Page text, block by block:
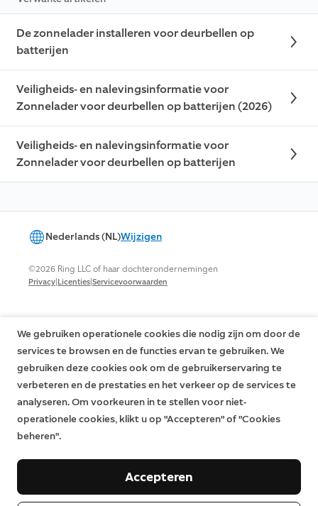
De zonnelader installeren voor deurbellen op
batterijen
Veiligheids- en nalevingsinformatie voor
Zonnelader voor deurbellen op batterijen (2026)
Veiligheids- en nalevingsinformatie voor
Zonnelader voor deurbellen op batterijen
Nederlands (NL)Wijzigen
©2026 Ring LLC of haar dochterondernemingen
Privacy|Licenties|Servicevoorwaarden
We gebruiken operationele cookies die nodig zijn om door de
services te browsen en de functies ervan te gebruiken. We
gebruiken deze cookies ook om de gebruikerservaring te
verbeteren en de prestaties en het verkeer op de services te
analyseren. Om voorkeuren in te stellen voor niet-
operationele cookies, klikt u op "Accepteren" of "Cookies
beheren".
Accepteren